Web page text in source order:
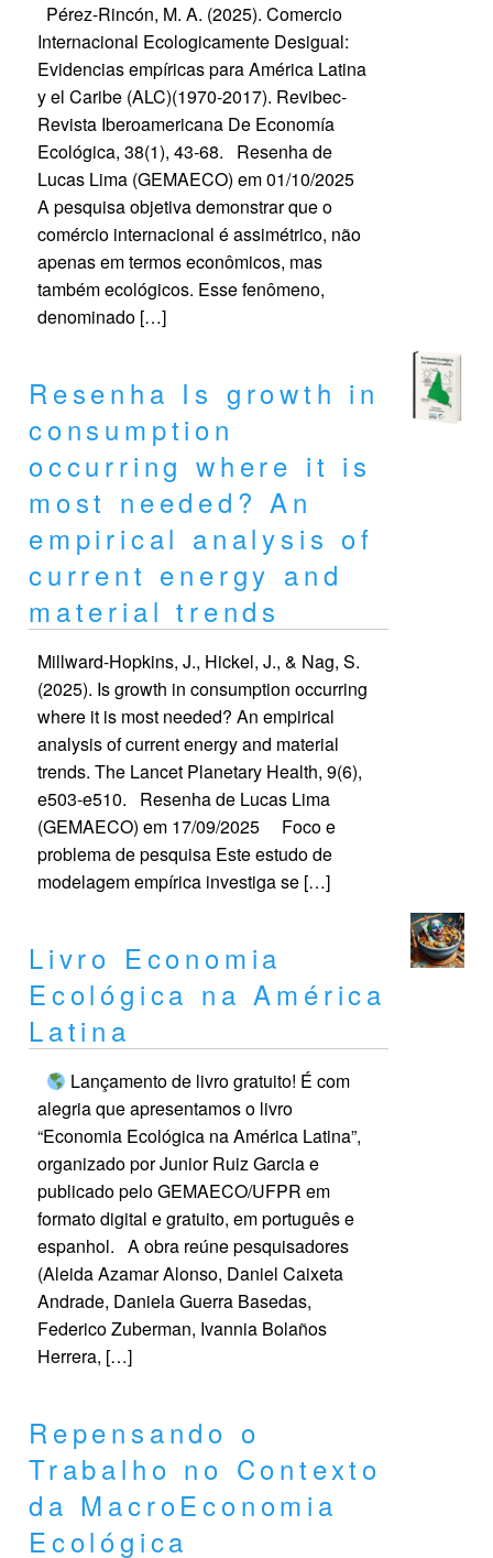
Pérez-Rincón, M. A. (2025). Comercio
Internacional Ecologicamente Desigual:
Evidencias empíricas para América Latina
y el Caribe (ALC)(1970-2017). Revibec-
Revista Iberoamericana De Economía
Ecológica, 38(1), 43-68. Resenha de
Lucas Lima (GEMAECO) em 01/10/2025
A pesquisa objetiva demonstrar que o
comércio internacional é assimétrico, não
apenas em termos econômicos, mas
também ecológicos. Esse fenômeno,
denominado […]
Resenha Is growth in
consumption
occurring where it is
most needed? An
empirical analysis of
current energy and
material trends
Millward-Hopkins, J., Hickel, J., & Nag, S.
(2025). Is growth in consumption occurring
where it is most needed? An empirical
analysis of current energy and material
trends. The Lancet Planetary Health, 9(6),
e503-e510. Resenha de Lucas Lima
(GEMAECO) em 17/09/2025 Foco e
problema de pesquisa Este estudo de
modelagem empírica investiga se […]
Livro Economia
Ecológica na América
Latina
Lançamento de livro gratuito! É com
alegria que apresentamos o livro
“Economia Ecológica na América Latina”,
organizado por Junior Ruiz Garcia e
publicado pelo GEMAECO/UFPR em
formato digital e gratuito, em português e
espanhol. A obra reúne pesquisadores
(Aleida Azamar Alonso, Daniel Caixeta
Andrade, Daniela Guerra Basedas,
Federico Zuberman, Ivannia Bolaños
Herrera, […]
Repensando o
Trabalho no Contexto
da MacroEconomia
Ecológica